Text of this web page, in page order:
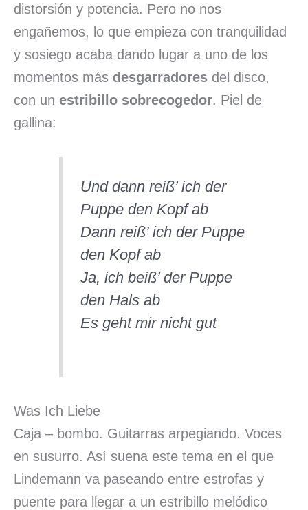
distorsión y potencia. Pero no nos
engañemos, lo que empieza con tranquilidad
y sosiego acaba dando lugar a uno de los
momentos más desgarradores del disco,
con un estribillo sobrecogedor. Piel de
gallina:
Und dann reiß’ ich der
Puppe den Kopf ab
Dann reiß’ ich der Puppe
den Kopf ab
Ja, ich beiß’ der Puppe
den Hals ab
Es geht mir nicht gut
Was Ich Liebe
Caja – bombo. Guitarras arpegiando. Voces
en susurro. Así suena este tema en el que
Lindemann va paseando entre estrofas y
puente para llegar a un estribillo melódico